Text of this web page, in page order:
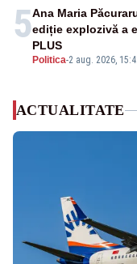
5
Politica-2 aug. 2026,
Ana Maria
ediție explozivă a
PLUS
ACTUALITATE